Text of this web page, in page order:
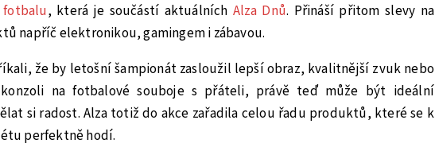
fotbalu, která je součástí aktuálníchAlza Dnů. Přináší přitom slevy na
napříč elektronikou, gamingem i zábavou.
že by letošní šampionát zasloužil lepší obraz, kvalitnější zvuk nebo
na fotbalové souboje s přáteli, právě teď může být ideální
si radost. Alza totiž do akce zařadila celou řadu produktů, které se k
perfektně hodí.